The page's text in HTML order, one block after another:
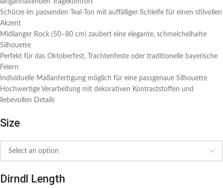
langanhaltenden Tragekomfort
Schürze im passenden Teal-Ton mit auffälliger Schleife für einen stilvollen
Akzent
Midilanger Rock (50–80 cm) zaubert eine elegante, schmeichelhafte
Silhouette
Perfekt für das Oktoberfest, Trachtenfeste oder traditionelle bayerische
Feiern
Individuelle Maßanfertigung möglich für eine passgenaue Silhouette
Hochwertige Verarbeitung mit dekorativen Kontraststoffen und
liebevollen Details
Size
Dirndl Length